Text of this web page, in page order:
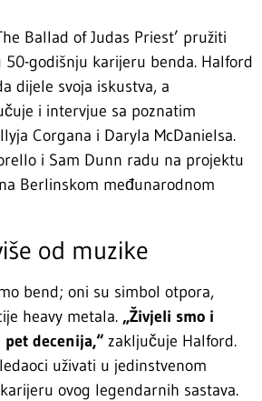
Ballad of Judas Priest’ pružiti
50-godišnju karijeru benda. Halford
dijele svoja iskustva, a
i intervjue sa poznatim
Corgana i Daryla McDanielsa.
i Sam Dunn radu na projektu
Berlinskom međunarodnom
od muzike
bend; oni su simbol otpora,
heavy metala. „Živjeli smo i
decenija,“ zaključuje Halford.
uživati u jedinstvenom
ovog legendarnih sastava.